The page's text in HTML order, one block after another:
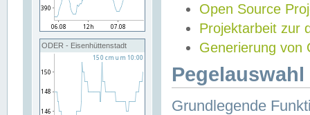
ODER - Eisenhüttenstadt
Open Source
Projektarbeit zur
Generierung von
Grundlegende